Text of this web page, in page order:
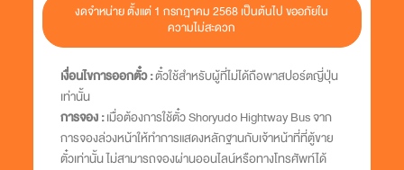
งดจำหน่าย ตั้งแต่ 1 กรกฎาคม 2568 เป็นต้นไป ขออภัยใน
ความไม่สะดวก
เงื่อนไขการออกตั๋ว :ตั๋วใช้สำหรับผู้ที่ไม่ได้ถือพาสปอร์ตญี่ปุ่น
เท่านั้น
การจอง :เมื่อต้องการใช้ตั๋ว Shoryudo Hightway Bus จาก
การจองล่วงหน้าให้ทำการแสดงหลักฐานกับเจ้าหน้าที่ที่ตู้ขาย
ตั๋วเท่านั้น ไม่สามารถจองผ่านออนไลน์หรือทางโทรศัพท์ได้